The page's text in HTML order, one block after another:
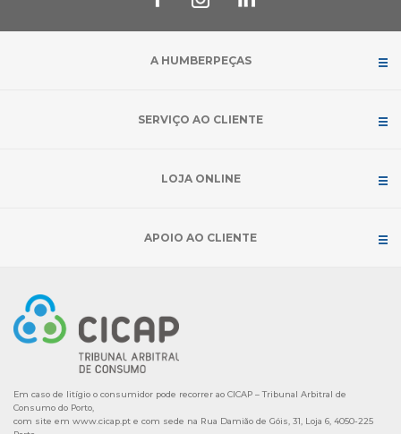
A HUMBERPEÇAS
SERVIÇO AO CLIENTE
LOJA ONLINE
APOIO AO CLIENTE
Em caso de litígio o consumidor pode recorrer ao CICAP – Tribunal Arbitral de
Consumo do Porto,
com site em www.cicap.pt e com sede na Rua Damião de Góis, 31, Loja 6, 4050-225